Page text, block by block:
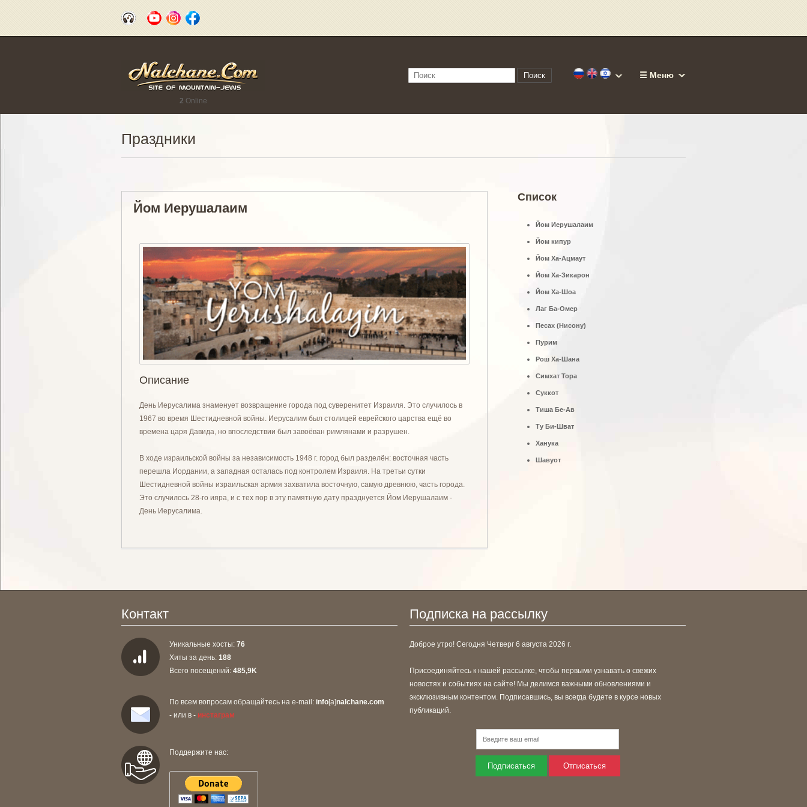
2 Online
Поиск ☰ Меню
Праздники
Йом Иерушалаим
Описание
День Иерусалима знаменует возвращение города под суверенитет Израиля. Это случилось в
1967 во время Шестидневной войны. Иерусалим был столицей еврейского царства ещё во
времена царя Давида, но впоследствии был завоёван римлянами и разрушен.
В ходе израильской войны за независимость 1948 г. город был разделён: восточная часть
перешла Иордании, а западная осталась под контролем Израиля. На третьи сутки
Шестидневной войны израильская армия захватила восточную, самую древнюю, часть города.
Это случилось 28-го ияра, и с тех пор в эту памятную дату празднуется Йом Иерушалаим -
День Иерусалима.
Список
Йом Иерушалаим
Йом кипур
Йом Ха-Ацмаут
Йом Ха-Зикарон
Йом Ха-Шоа
Лаг Ба-Омер
Песах (Нисону)
Пурим
Рош Ха-Шана
Симхат Тора
Суккот
Тиша Бе-Ав
Ту Би-Шват
Ханука
Шавуот
Контакт
Уникальные хосты: 76
Хиты за день: 188
Всего посещений: 485,9K
По всем вопросам обращайтесь на e-mail: info[a]nalchane.com
- или в - инстаграм
Поддержите нас:
Подписка на рассылку
Доброе утро! Сегодня Четверг 6 августа 2026 г.
Присоединяйтесь к нашей рассылке, чтобы первыми узнавать о свежих
новостях и событиях на сайте! Мы делимся важными обновлениями и
эксклюзивным контентом. Подписавшись, вы всегда будете в курсе новых
публикаций.
Подписаться Отписаться